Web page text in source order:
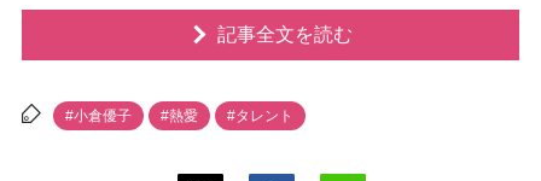
記事全文を読む
#小倉優子 #熱愛 #タレント